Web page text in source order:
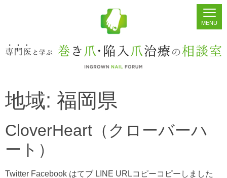
ホーム シェア 掲示板
地域: 福岡県
CloverHeart（クローバーハ
ート）
Twitter Facebook はてブ LINE URLコピーコピーしました